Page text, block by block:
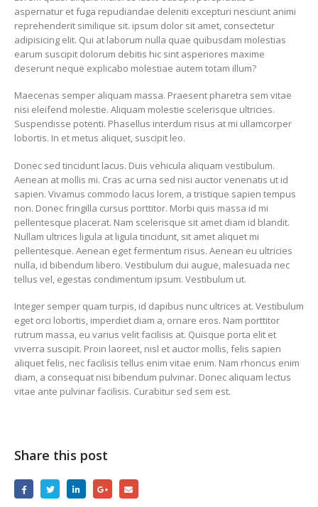
aspernatur et fuga repudiandae deleniti excepturi nesciunt animi
reprehenderit similique sit. ipsum dolor sit amet, consectetur
adipisicing elit. Qui at laborum nulla quae quibusdam molestias
earum suscipit dolorum debitis hic sint asperiores maxime
deserunt neque explicabo molestiae autem totam illum?
Maecenas semper aliquam massa. Praesent pharetra sem vitae
nisi eleifend molestie. Aliquam molestie scelerisque ultricies.
Suspendisse potenti. Phasellus interdum risus at mi ullamcorper
lobortis. In et metus aliquet, suscipit leo.
Donec sed tincidunt lacus. Duis vehicula aliquam vestibulum.
Aenean at mollis mi. Cras ac urna sed nisi auctor venenatis ut id
sapien. Vivamus commodo lacus lorem, a tristique sapien tempus
non. Donec fringilla cursus porttitor. Morbi quis massa id mi
pellentesque placerat. Nam scelerisque sit amet diam id blandit.
Nullam ultrices ligula at ligula tincidunt, sit amet aliquet mi
pellentesque. Aenean eget fermentum risus. Aenean eu ultricies
nulla, id bibendum libero. Vestibulum dui augue, malesuada nec
tellus vel, egestas condimentum ipsum. Vestibulum ut.
Integer semper quam turpis, id dapibus nunc ultrices at. Vestibulum
eget orci lobortis, imperdiet diam a, ornare eros. Nam porttitor
rutrum massa, eu varius velit facilisis at. Quisque porta elit et
viverra suscipit. Proin laoreet, nisl et auctor mollis, felis sapien
aliquet felis, nec facilisis tellus enim vitae enim. Nam rhoncus enim
diam, a consequat nisi bibendum pulvinar. Donec aliquam lectus
vitae ante pulvinar facilisis. Curabitur sed sem est.
Share this post